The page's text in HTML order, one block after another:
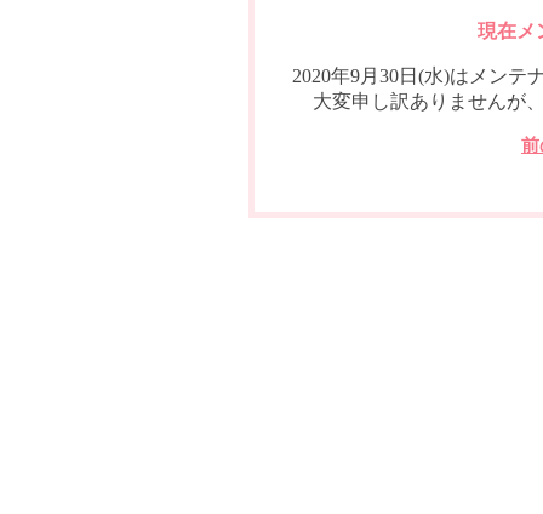
現在メ
2020年9月30日(水)はメンテ
大変申し訳ありませんが
前